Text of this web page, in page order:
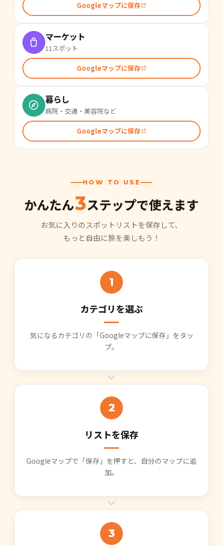
Googleマップに保存
マーケット
11スポット
Googleマップに保存
暮らし
病院・交通・美容院など
Googleマップに保存
HOW TO USE
かんたん3ステップで使えます
お気に入りのスポットリストを保存して、
もっと自由に旅を楽しもう！
1
カテゴリを選ぶ
気になるカテゴリの「Googleマップに保存」をタッ
プ。
2
リストを保存
Googleマップで「保存」を押すと、自分のマップに追
加。
3